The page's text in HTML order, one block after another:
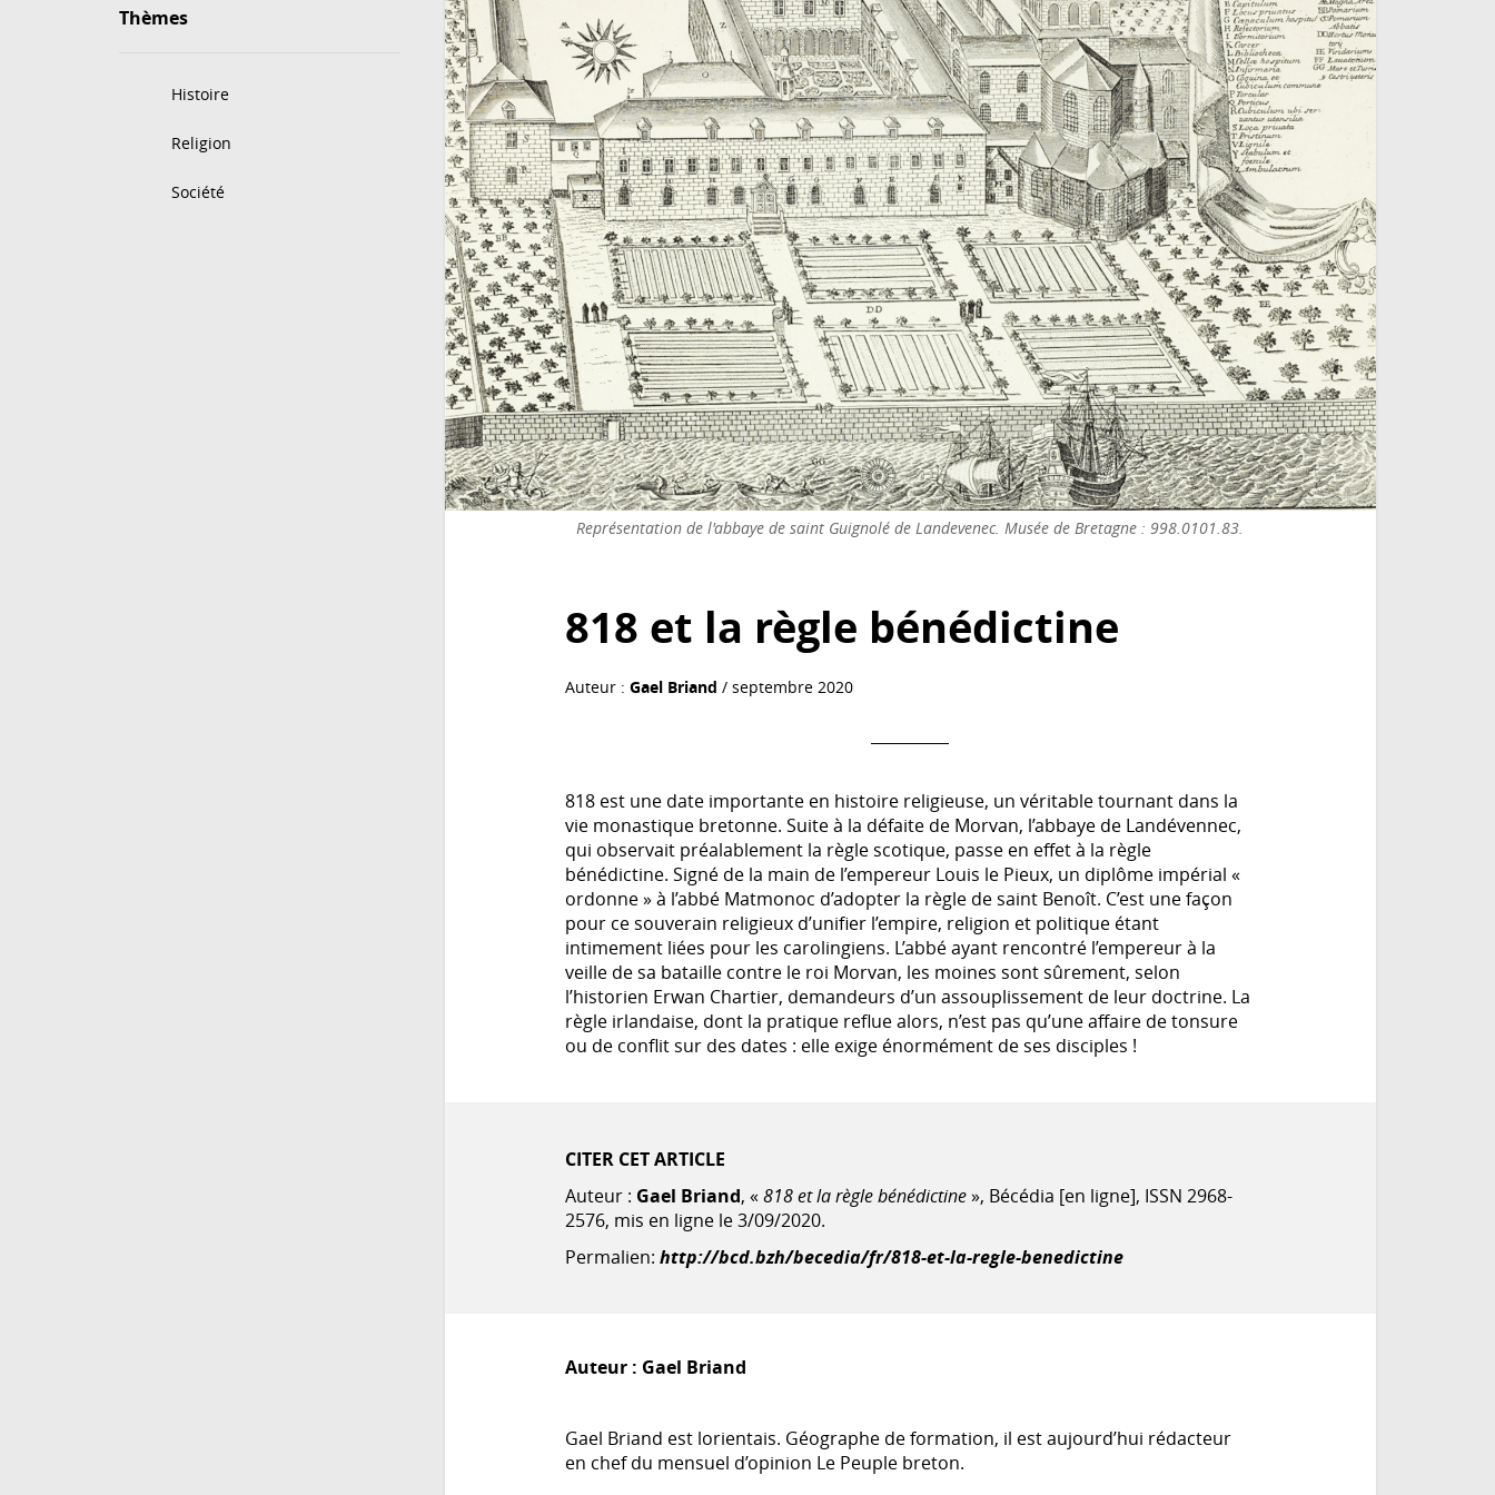
Thèmes
Histoire
Religion
Société
Représentation de l'abbaye de saint Guignolé de Landevenec. Musée de Bretagne : 998.0101.83.
818 et la règle bénédictine
Auteur :Gael Briand / septembre 2020
818 est une date importante en histoire religieuse, un véritable tournant dans la
vie monastique bretonne. Suite à la défaite de Morvan, l’abbaye de Landévennec,
qui observait préalablement la règle scotique, passe en effet à la règle
bénédictine. Signé de la main de l’empereur Louis le Pieux, un diplôme impérial «
ordonne » à l’abbé Matmonoc d’adopter la règle de saint Benoît. C’est une façon
pour ce souverain religieux d’unifier l’empire, religion et politique étant
intimement liées pour les carolingiens. L’abbé ayant rencontré l’empereur à la
veille de sa bataille contre le roi Morvan, les moines sont sûrement, selon
l’historien Erwan Chartier, demandeurs d’un assouplissement de leur doctrine. La
règle irlandaise, dont la pratique reflue alors, n’est pas qu’une affaire de tonsure
ou de conflit sur des dates : elle exige énormément de ses disciples !
CITER CET ARTICLE
Auteur : Gael Briand, «818 et la règle bénédictine», Bécédia [en ligne], ISSN 2968-
2576, mis en ligne le 3/09/2020.
Permalien:http://bcd.bzh/becedia/fr/818-et-la-regle-benedictine
Auteur : Gael Briand
Gael Briand est lorientais. Géographe de formation, il est aujourd’hui rédacteur
en chef du mensuel d’opinion Le Peuple breton.